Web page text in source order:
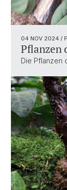
04 NOV 2024 /
Pflanzen
Die Pflanzen